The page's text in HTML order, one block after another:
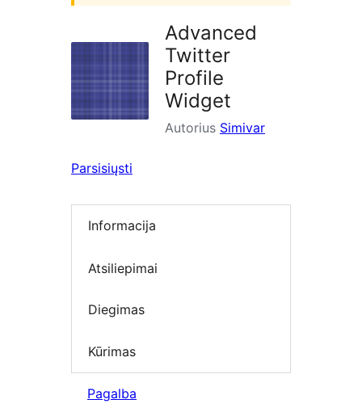
Advanced
Twitter
Profile
Widget
Autorius Simivar
Parsisiųsti
Informacija
Atsiliepimai
Diegimas
Kūrimas
Pagalba